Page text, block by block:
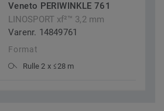
Veneto PERIWINKLE 761
LINOSPORT xf²™ 3,2 mm
Varenr. 14849761
Format
Rulle 2 x ≤28 m